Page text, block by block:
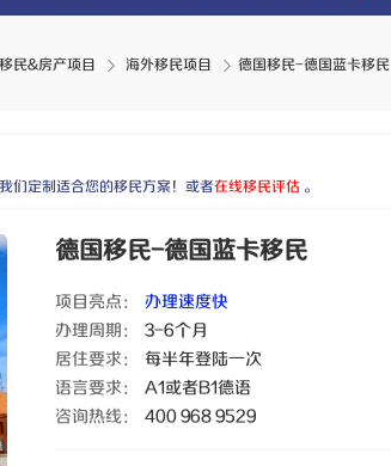
移民&房产项目 海外移民项目 德国移民-德国蓝卡移民
们定制适合您的移民方案！或者在线移民评估 。
德国移民-德国蓝卡移民
项目亮点：
办理速度快
办理周期：
3-6个月
居住要求：
每半年登陆一次
语言要求：
A1或者B1德语
咨询热线：
400 968 9529